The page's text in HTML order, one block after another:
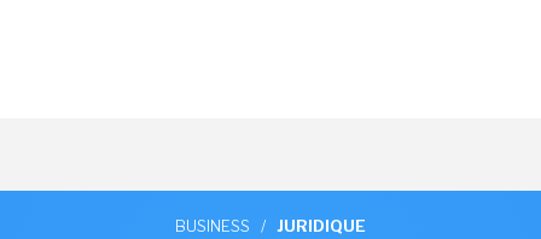
BUSINESS / JURIDIQUE